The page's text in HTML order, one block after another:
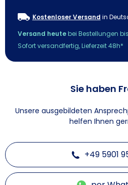
Kostenloser Versand in
Versand heutebei Bestellungen
Sofort versandfertig, Lieferzeit 48h*
Sie haben
Unsere ausgebildeten
helfen Ihnen
+49 5901